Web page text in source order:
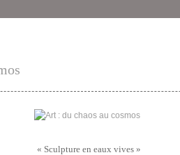
« Sculpture en eaux vives »